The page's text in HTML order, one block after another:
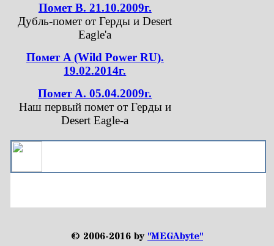
Помет B. 21.10.2009г.
Дубль-помет от Герды и Desert
Eagle'а
Помет A (Wild Power RU).
19.02.2014г.
Помет A. 05.04.2009г.
Наш первый помет от Герды и
Desert Eagle-а
© 2006-2016 by "MEGAbyte"